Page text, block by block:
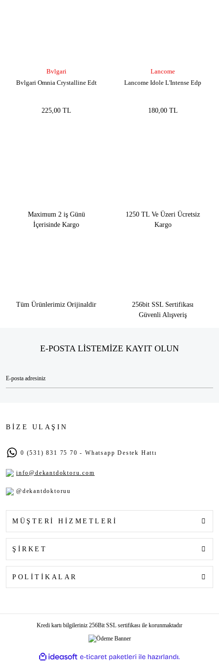
Bvlgari
Bvlgari Omnia Crystalline Edt
225,00 TL
Lancome
Lancome Idole L'Intense Edp
180,00 TL
Maximum 2 iş Günü
İçerisinde Kargo
1250 TL Ve Üzeri Ücretsiz
Kargo
Tüm Ürünlerimiz Orijinaldir
256bit SSL Sertifikası
Güvenli Alışveriş
E-POSTA LİSTEMİZE KAYIT OLUN
BİZE ULAŞIN
0 (531) 831 75 70 - Whatsapp Destek Hattı
info@dekantdoktoru.com
@dekantdoktoruu
MÜŞTERİ HİZMETLERİ
ŞİRKET
POLİTİKALAR
Kredi kartı bilgileriniz 256Bit SSL sertifikası ile korunmaktadır
ideasoft
e-